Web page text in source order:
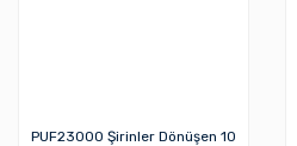
PUF23000 Şirinler Dönüşen 10